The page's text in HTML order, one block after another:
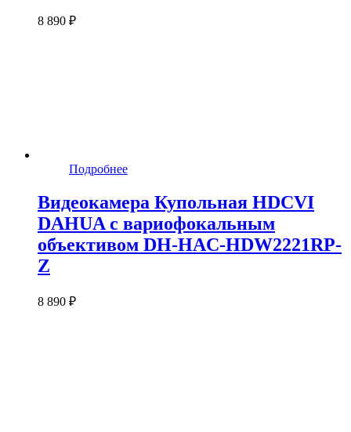
8 890 ₽
Подробнее
Видеокамера Купольная HDCVI
DAHUA с вариофокальным
объективом DH-HAC-HDW2221RP-
Z
8 890 ₽